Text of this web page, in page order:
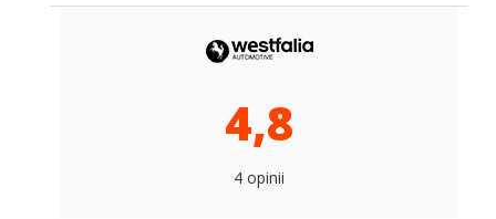
4,8
4 opinii